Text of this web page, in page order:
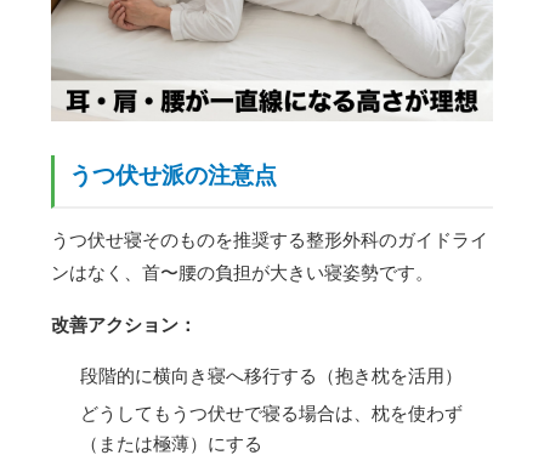
うつ伏せ派の注意点
うつ伏せ寝そのものを推奨する整形外科のガイドライ
ンはなく、首〜腰の負担が大きい寝姿勢です。
改善アクション：
段階的に横向き寝へ移行する（抱き枕を活用）
どうしてもうつ伏せで寝る場合は、枕を使わず
（または極薄）にする